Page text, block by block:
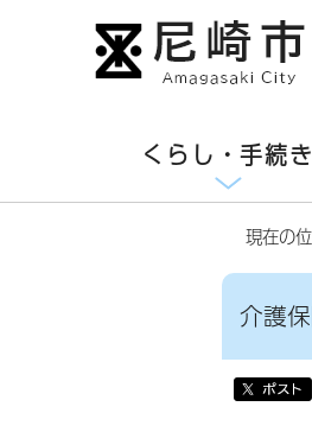
くらし・手続き
現在の
介護